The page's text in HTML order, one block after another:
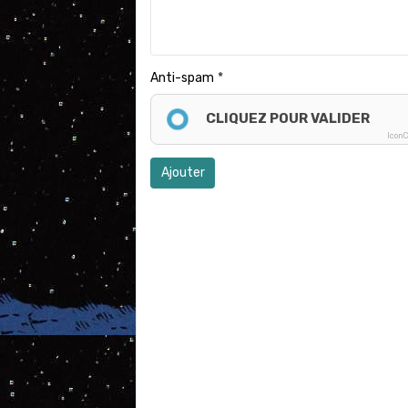
Anti-spam
CLIQUEZ POUR VALIDER
Ajouter